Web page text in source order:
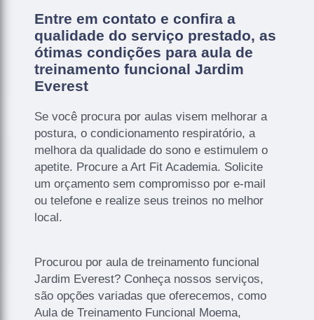
Entre em contato e confira a
qualidade do serviço prestado, as
ótimas condições para aula de
treinamento funcional Jardim
Everest
Se você procura por aulas visem melhorar a
postura, o condicionamento respiratório, a
melhora da qualidade do sono e estimulem o
apetite. Procure a Art Fit Academia. Solicite
um orçamento sem compromisso por e-mail
ou telefone e realize seus treinos no melhor
local.
Procurou por aula de treinamento funcional
Jardim Everest? Conheça nossos serviços,
são opções variadas que oferecemos, como
Aula de Treinamento Funcional Moema,